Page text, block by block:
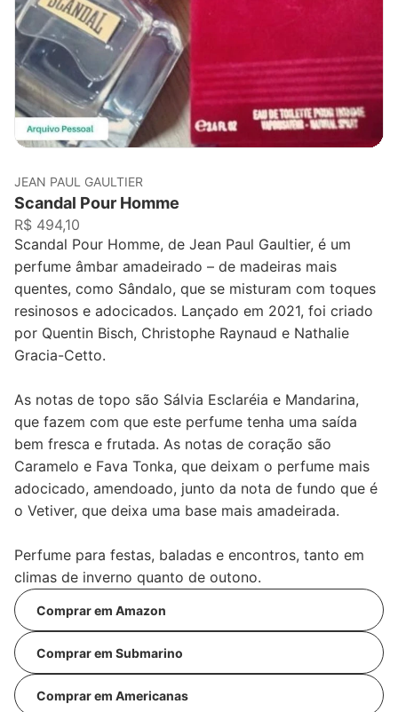
JEAN PAUL GAULTIER
Scandal Pour Homme
R$ 494,10
Scandal Pour Homme, de Jean Paul Gaultier, é um
perfume âmbar amadeirado – de madeiras mais
quentes, como Sândalo, que se misturam com toques
resinosos e adocicados. Lançado em 2021, foi criado
por Quentin Bisch, Christophe Raynaud e Nathalie
Gracia-Cetto.
As notas de topo são Sálvia Esclaréia e Mandarina,
que fazem com que este perfume tenha uma saída
bem fresca e frutada. As notas de coração são
Caramelo e Fava Tonka, que deixam o perfume mais
adocicado, amendoado, junto da nota de fundo que é
o Vetiver, que deixa uma base mais amadeirada.
Perfume para festas, baladas e encontros, tanto em
climas de inverno quanto de outono.
Comprar em Amazon
Comprar em Submarino
Comprar em Americanas